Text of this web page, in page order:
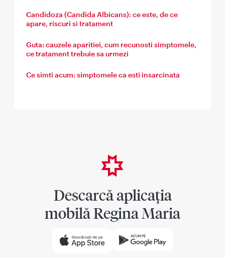
Candidoza (Candida Albicans): ce este, de ce
apare, riscuri si tratament
Guta: cauzele aparitiei, cum recunosti simptomele,
ce tratament trebuie sa urmezi
Ce simti acum: simptomele ca esti insarcinata
Descarcă aplicația
mobilă Regina Maria